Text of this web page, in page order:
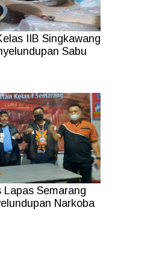
IIB Singkawang
Sabu
Lapas Semarang
Narkoba